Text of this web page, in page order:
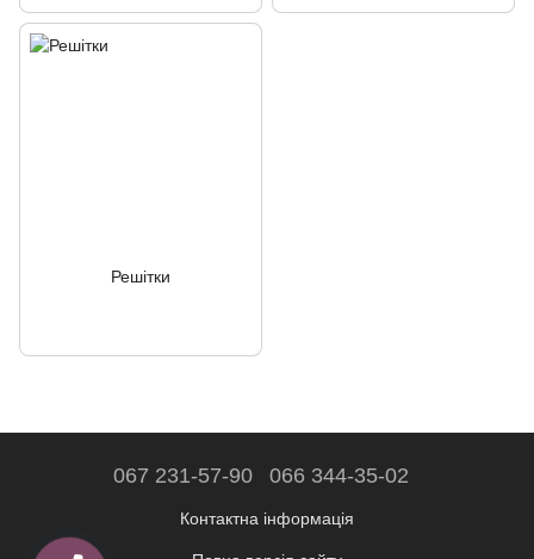
Решітки
067 231-57-90 066 344-35-02
Контактна інформація